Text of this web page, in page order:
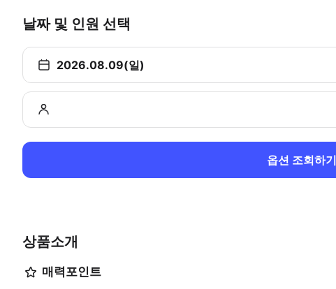
날짜 및 인원 선택
2026.08.09(일)
옵션 조회하기
상품소개
매력포인트